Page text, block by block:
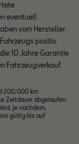
eventuell
vom Hersteller
positiv
10 Jahre Garantie
Fahrzeugverkauf
200.000 km
Zeitdauer abgelaufen
je nachdem,
gültig bis auf